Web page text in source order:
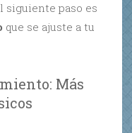
siguiente paso es
que se ajuste a tu
Más